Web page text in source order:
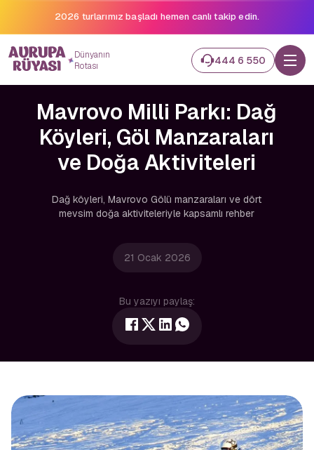
2026 turlarımız başladı hemen canlı takip edin.
Dünyanın
Rotası
444 6 550
Mavrovo Milli Parkı: Dağ
Köyleri, Göl Manzaraları
ve Doğa Aktiviteleri
Dağ köyleri, Mavrovo Gölü manzaraları ve dört
mevsim doğa aktiviteleriyle kapsamlı rehber
21 Ocak 2026
Bu yazıyı paylaş: